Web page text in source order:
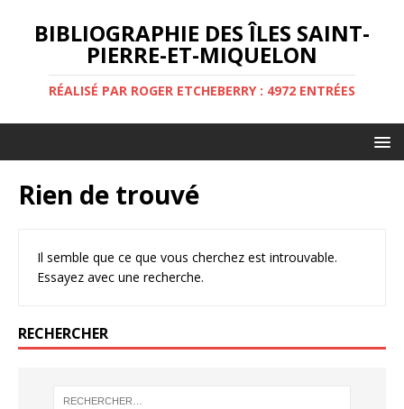
BIBLIOGRAPHIE DES ÎLES SAINT-
PIERRE-ET-MIQUELON
RÉALISÉ PAR ROGER ETCHEBERRY : 4972 ENTRÉES
Rien de trouvé
Il semble que ce que vous cherchez est introuvable.
Essayez avec une recherche.
RECHERCHER